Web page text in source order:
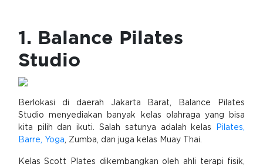
1. Balance Pilates
Studio
Berlokasi di daerah Jakarta Barat, Balance Pilates
Studio menyediakan banyak kelas olahraga yang bisa
kita pilih dan ikuti. Salah satunya adalah kelas
Pilates,
Barre, Yoga, Zumba, dan juga kelas Muay Thai.
Kelas Scott Plates dikembangkan oleh ahli terapi fisik,